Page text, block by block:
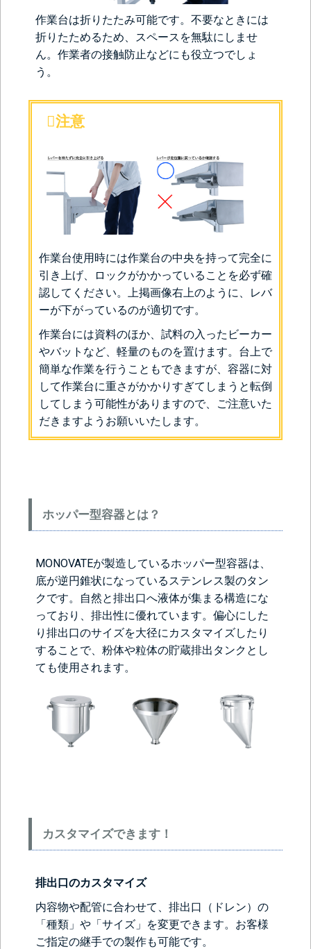
作業台は折りたたみ可能です。不要なときには
折りたためるため、スペースを無駄にしませ
ん。作業者の接触防止などにも役立つでしょ
う。
注意
作業台使用時には作業台の中央を持って完全に
引き上げ、ロックがかかっていることを必ず確
認してください。上掲画像右上のように、レバ
ーが下がっているのが適切です。
作業台には資料のほか、試料の入ったビーカー
やバットなど、軽量のものを置けます。台上で
簡単な作業を行うこともできますが、容器に対
して作業台に重さがかかりすぎてしまうと転倒
してしまう可能性がありますので、ご注意いた
だきますようお願いいたします。
ホッパー型容器とは？
MONOVATEが製造しているホッパー型容器は、
底が逆円錐状になっているステンレス製のタン
クです。自然と排出口へ液体が集まる構造にな
っており、排出性に優れています。偏心にした
り排出口のサイズを大径にカスタマイズしたり
することで、粉体や粒体の貯蔵排出タンクとし
ても使用されます。
カスタマイズできます！
排出口のカスタマイズ
内容物や配管に合わせて、排出口（ドレン）の
「種類」や「サイズ」を変更できます。お客様
ご指定の継手での製作も可能です。